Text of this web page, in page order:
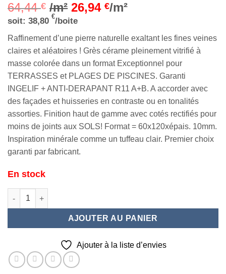
64,44€ /m² 26,94€/m²
soit: 38,80 €/boite
Raffinement d’une pierre naturelle exaltant les fines veines
claires et aléatoires ! Grès cérame pleinement vitrifié à
masse colorée dans un format Exceptionnel pour
TERRASSES et PLAGES DE PISCINES. Garanti
INGELIF + ANTI-DERAPANT R11 A+B. A accorder avec
des façades et huisseries en contraste ou en tonalités
assorties. Finition haut de gamme avec cotés rectifiés pour
moins de joints aux SOLS! Format = 60x120xépais. 10mm.
Inspiration minérale comme un tuffeau clair. Premier choix
garanti par fabricant.
En stock
quantité de MATERIA White Grip 60x120
AJOUTER AU PANIER
Ajouter à la liste d’envies